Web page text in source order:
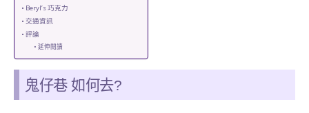
Beryl’s 巧克力
交通資訊
評論
延伸閱讀
鬼仔巷 如何去?